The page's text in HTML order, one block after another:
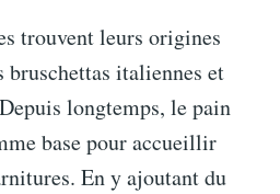
trouvent leurs origines
italiennes et
longtemps, le pain
base pour accueillir
En y ajoutant du